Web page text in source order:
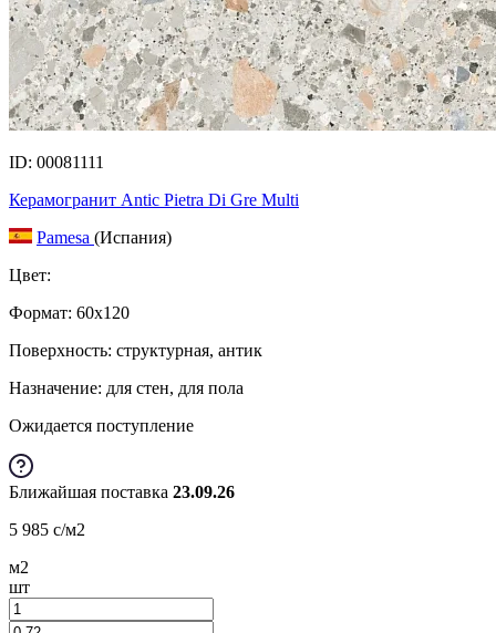
ID: 00081111
Керамогранит Antic Pietra Di Gre Multi
Pamesa (Испания)
Цвет:
Формат: 60x120
Поверхность: структурная, антик
Назначение: для стен, для пола
Ожидается поступление
Ближайшая поставка 23.09.26
5 985 c/м2
м2
шт